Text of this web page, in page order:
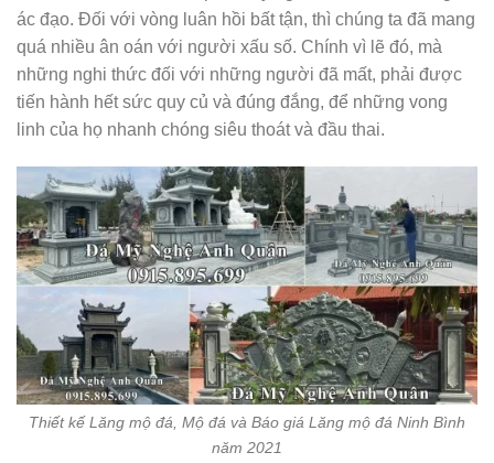
ác đạo. Đối với vòng luân hồi bất tận, thì chúng ta đã mang
quá nhiều ân oán với người xấu số. Chính vì lẽ đó, mà
những nghi thức đối với những người đã mất, phải được
tiến hành hết sức quy củ và đúng đắng, để những vong
linh của họ nhanh chóng siêu thoát và đầu thai.
Thiết kế Lăng mộ đá, Mộ đá và Báo giá Lăng mộ đá Ninh Bình
năm 2021